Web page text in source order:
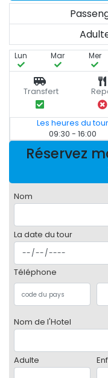
Lun Mar Mer
Transfert
Les heures du tour
09:30 - 16:00
Réservez
Nom
La date du tour
Téléphone
Nom de l'Hotel
Adulte